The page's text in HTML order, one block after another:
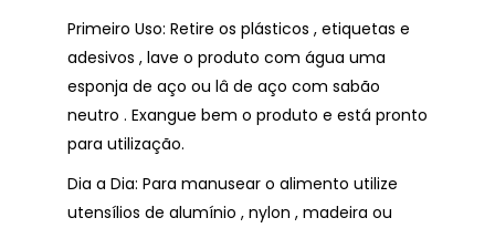
Primeiro Uso: Retire os plásticos , etiquetas e
adesivos , lave o produto com água uma
esponja de aço ou lâ de aço com sabão
neutro . Exangue bem o produto e está pronto
para utilização.
Dia a Dia: Para manusear o alimento utilize
utensílios de alumínio , nylon , madeira ou